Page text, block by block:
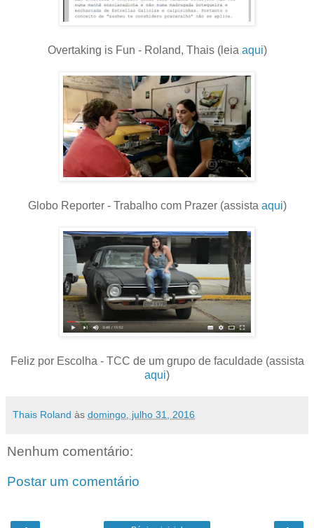
Overtaking is Fun - Roland, Thais (leia aqui)
Globo Reporter - Trabalho com Prazer (assista aqui)
Feliz por Escolha - TCC de um grupo de faculdade (assista
aqui)
Thais Roland às domingo, julho 31, 2016
Nenhum comentário:
Postar um comentário